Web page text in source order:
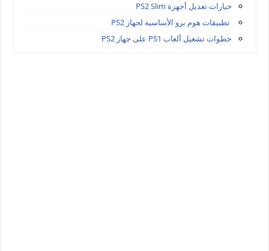
خيارات تعديل أجهزة PS2 Slim
تطبيقات هوم برو الأساسية لجهاز PS2
خطوات تشغيل ألعاب PS1 على جهاز PS2